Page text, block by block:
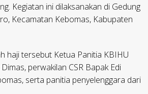
Kegiatan ini dilaksanakan di Gedung
Kecamatan Kebomas, Kabupaten
haji tersebut Ketua Panitia KBIHU
perwakilan CSR Bapak Edi
serta panitia penyelenggara dari